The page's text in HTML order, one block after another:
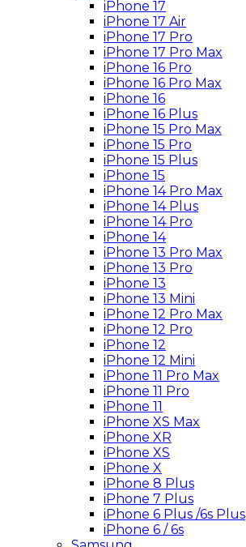
iPhone 17
iPhone 17 Air
iPhone 17 Pro
iPhone 17 Pro Max
iPhone 16 Pro
iPhone 16 Pro Max
iPhone 16
iPhone 16 Plus
iPhone 15 Pro Max
iPhone 15 Pro
iPhone 15 Plus
iPhone 15
iPhone 14 Pro Max
iPhone 14 Plus
iPhone 14 Pro
iPhone 14
iPhone 13 Pro Max
iPhone 13 Pro
iPhone 13
iPhone 13 Mini
iPhone 12 Pro Max
iPhone 12 Pro
iPhone 12
iPhone 12 Mini
iPhone 11 Pro Max
iPhone 11 Pro
iPhone 11
iPhone XS Max
iPhone XR
iPhone XS
iPhone X
iPhone 8 Plus
iPhone 7 Plus
iPhone 6 Plus /6s Plus
iPhone 6 / 6s